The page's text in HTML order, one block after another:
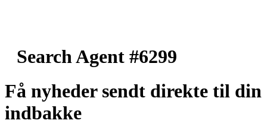
Search Agent #6299
Få nyheder sendt direkte til din
indbakke